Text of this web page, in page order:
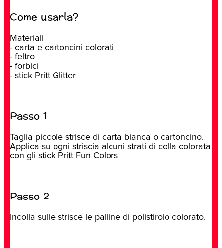
Come usarla?
Materiali
- carta e cartoncini colorati
- feltro
- forbici
- stick Pritt Glitter
Passo 1
Taglia piccole strisce di carta bianca o cartoncino.
Applica su ogni striscia alcuni strati di colla colorata
con gli stick Pritt Fun Colors
Passo 2
Incolla sulle strisce le palline di polistirolo colorato.